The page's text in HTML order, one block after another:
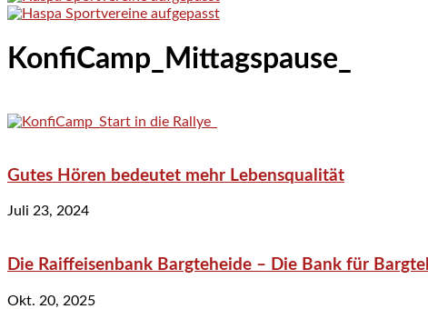
KonfiCamp_Mittagspause_
Gutes Hören bedeutet mehr Lebensqualität
Juli 23, 2024
Die Raiffeisenbank Bargteheide – Die Bank für
Okt. 20, 2025